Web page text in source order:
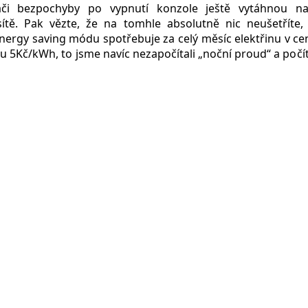
bezpochyby po vypnutí konzole ještě vytáhnou
Pak vězte, že na tomhle absolutně nic
saving módu spotřebuje za celý měsíc elektřinu v
5Kč/kWh, to jsme navíc nezapočítali „noční proud“ a